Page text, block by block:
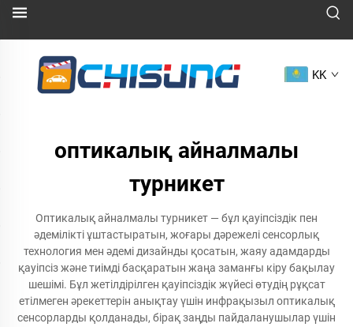
KK
оптикалық айналмалы
турникет
Оптикалық айналмалы турникет — бұл қауіпсіздік пен
әдемілікті ұштастыратын, жоғары дәрежелі сенсорлық
технология мен әдемі дизайнды қосатын, жаяу адамдарды
қауіпсіз және тиімді басқаратын жаңа заманғы кіру бақылау
шешімі. Бұл жетілдірілген қауіпсіздік жүйесі өтудің рұқсат
етілмеген әрекеттерін анықтау үшін инфрақызыл оптикалық
сенсорларды қолданады, бірақ заңды пайдаланушылар үшін